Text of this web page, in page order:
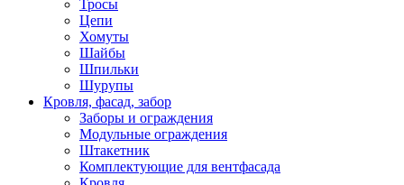
Тросы
Цепи
Хомуты
Шайбы
Шпильки
Шурупы
Кровля, фасад, забор
Заборы и ограждения
Модульные ограждения
Штакетник
Комплектующие для вентфасада